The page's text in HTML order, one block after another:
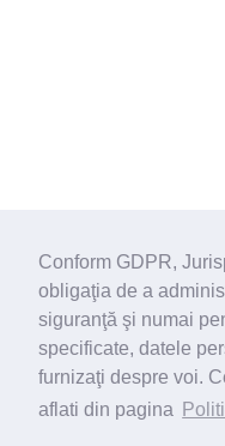
Conform GDPR,
obligaţia de a
siguranţă şi numai
specificate, datele
furnizaţi despre voi.
aflati din pagina